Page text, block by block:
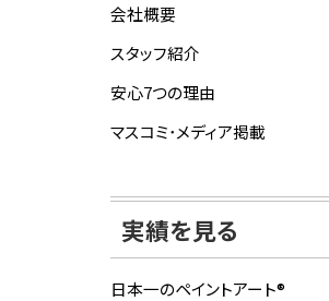
会社概要
スタッフ紹介
安心7つの理由
マスコミ･メディア掲載
実績を見る
日本一のペイントアート®